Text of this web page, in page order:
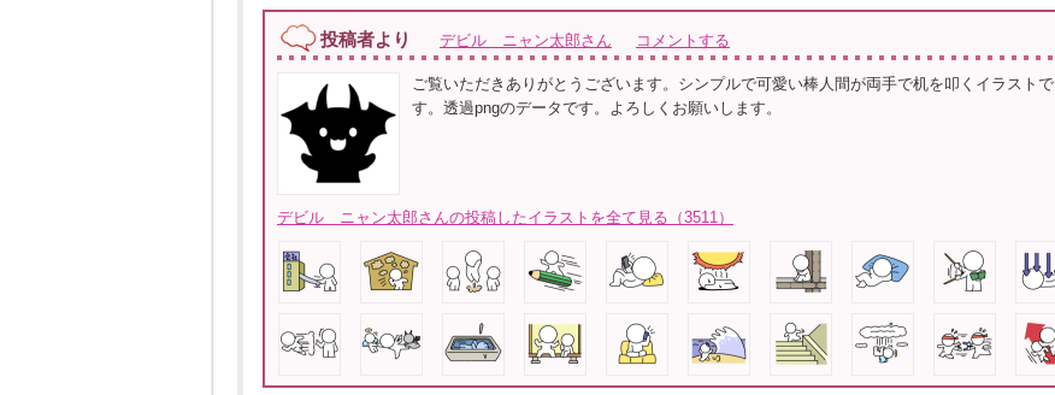
投稿者より デビル ニャン太郎さん コメントする
ご覧いただきありがとうございます。シンプルで可愛い棒人間が両手で机を叩くイラストで
す。透過pngのデータです。よろしくお願いします。
デビル ニャン太郎さんの投稿したイラストを全て見る（3511）